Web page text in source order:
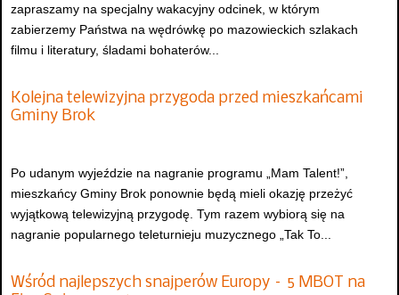
zapraszamy na specjalny wakacyjny odcinek, w którym
zabierzemy Państwa na wędrówkę po mazowieckich szlakach
filmu i literatury, śladami bohaterów...
Kolejna telewizyjna przygoda przed mieszkańcami
Gminy Brok
Po udanym wyjeździe na nagranie programu „Mam Talent!”,
mieszkańcy Gminy Brok ponownie będą mieli okazję przeżyć
wyjątkową telewizyjną przygodę. Tym razem wybiorą się na
nagranie popularnego teleturnieju muzycznego „Tak To...
Wśród najlepszych snajperów Europy – 5 MBOT na